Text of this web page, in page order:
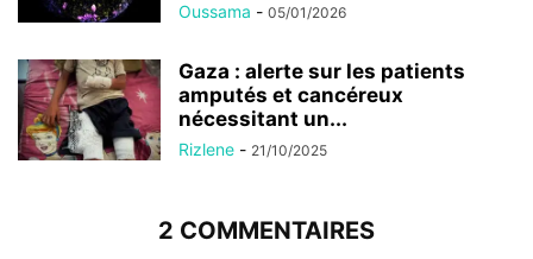
Oussama - 05/01/2026
Gaza : alerte sur les patients
amputés et cancéreux
nécessitant un...
Rizlene - 21/10/2025
2 COMMENTAIRES